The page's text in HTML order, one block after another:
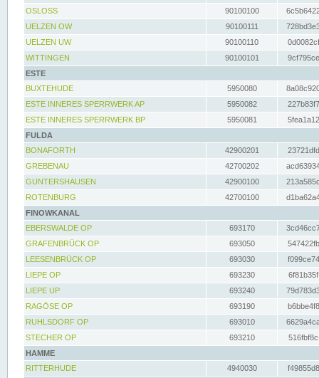
OSLOSS
90100100
UELZEN OW
90100111
UELZEN UW
90100110
WITTINGEN
90100101
ESTE
BUXTEHUDE
5950080
ESTE INNERES SPERRWERK AP
5950082
ESTE INNERES SPERRWERK BP
5950081
FULDA
BONAFORTH
42900201
GREBENAU
42700202
GUNTERSHAUSEN
42900100
ROTENBURG
42700100
FINOWKANAL
EBERSWALDE OP
693170
GRAFENBRÜCK OP
693050
LEESENBRÜCK OP
693030
LIEPE OP
693230
LIEPE UP
693240
RAGÖSE OP
693190
RUHLSDORF OP
693010
STECHER OP
693210
HAMME
RITTERHUDE
4940030